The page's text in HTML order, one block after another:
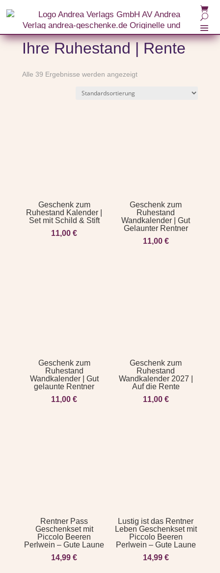
Ihre Ruhestand | Rente
Alle 39 Ergebnisse werden angezeigt
Geschenk zum
Ruhestand Kalender |
Set mit Schild & Stift
11,00€
Geschenk zum
Ruhestand
Wandkalender | Gut
Gelaunter Rentner
11,00 €
Geschenk zum
Ruhestand
Wandkalender | Gut
gelaunte Rentner
11,00€
Geschenk zum
Ruhestand
Wandkalender 2027 |
Auf die Rente
11,00 €
Rentner Pass
Geschenkset mit
Piccolo Beeren
Perlwein – Gute Laune
14,99€
Lustig ist das Rentner
Leben Geschenkset mit
Piccolo Beeren
Perlwein – Gute Laune
14,99 €